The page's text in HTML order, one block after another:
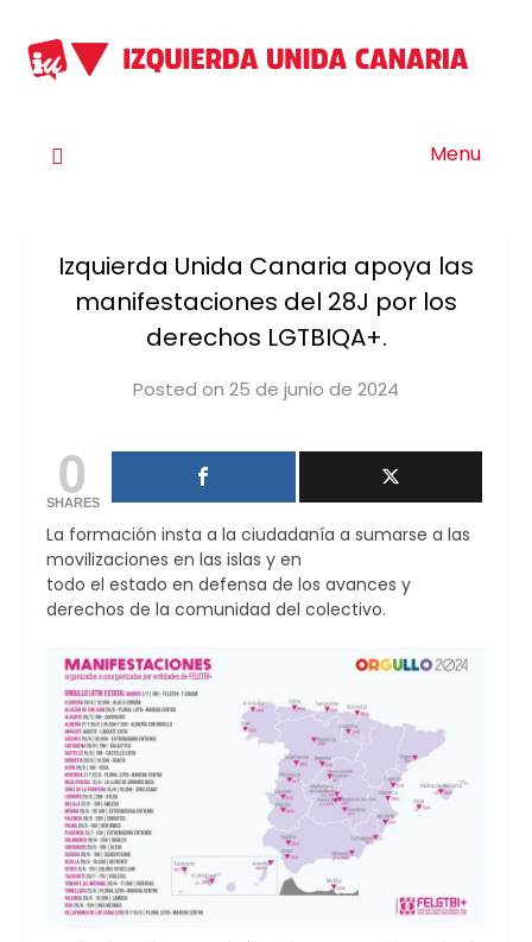
Menu
Izquierda Unida Canaria apoya las
manifestaciones del 28J por los
derechos LGTBIQA+.
Posted on 25 de junio de 2024
0
SHARES
La formación insta a la ciudadanía a sumarse a las
movilizaciones en las islas y en
todo el estado en defensa de los avances y
derechos de la comunidad del colectivo.